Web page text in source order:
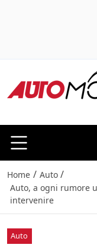
Home / Auto /
Auto, a ogni rumore
intervenire
Auto